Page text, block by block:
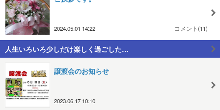
2024.05.01 14:22 コメント(11)
人生いろいろ少しだけ楽しく過ごした…
譲渡会のお知らせ
2023.06.17 10:10